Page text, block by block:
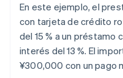
En este ejemplo, el
con tarjeta de crédito
del 15 % a un préstamo
interés del 13 %. El
¥300,000 con un pago